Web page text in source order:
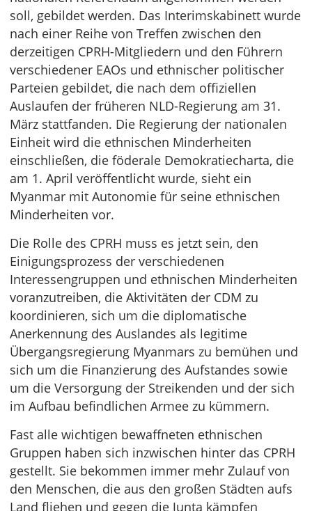
soll, gebildet werden. Das Interimskabinett wurde
nach einer Reihe von Treffen zwischen den
derzeitigen CPRH-Mitgliedern und den Führern
verschiedener EAOs und ethnischer politischer
Parteien gebildet, die nach dem offiziellen
Auslaufen der früheren NLD-Regierung am 31.
März stattfanden. Die Regierung der nationalen
Einheit wird die ethnischen Minderheiten
einschließen, die föderale Demokratiecharta, die
am 1. April veröffentlicht wurde, sieht ein
Myanmar mit Autonomie für seine ethnischen
Minderheiten vor.
Die Rolle des CPRH muss es jetzt sein, den
Einigungsprozess der verschiedenen
Interessengruppen und ethnischen Minderheiten
voranzutreiben, die Aktivitäten der CDM zu
koordinieren, sich um die diplomatische
Anerkennung des Auslandes als legitime
Übergangsregierung Myanmars zu bemühen und
sich um die Finanzierung des Aufstandes sowie
um die Versorgung der Streikenden und der sich
im Aufbau befindlichen Armee zu kümmern.
Fast alle wichtigen bewaffneten ethnischen
Gruppen haben sich inzwischen hinter das CPRH
gestellt. Sie bekommen immer mehr Zulauf von
den Menschen, die aus den großen Städten aufs
Land fliehen und gegen die Junta kämpfen